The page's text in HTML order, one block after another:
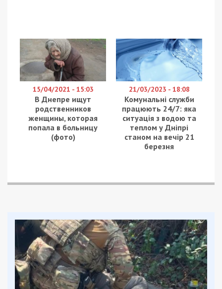
місцевості дотримуйтесь заходів безпеки і
слідкуйте за повітряними тривогами. Ворог може
завдати ракетного удару куди завгодно.